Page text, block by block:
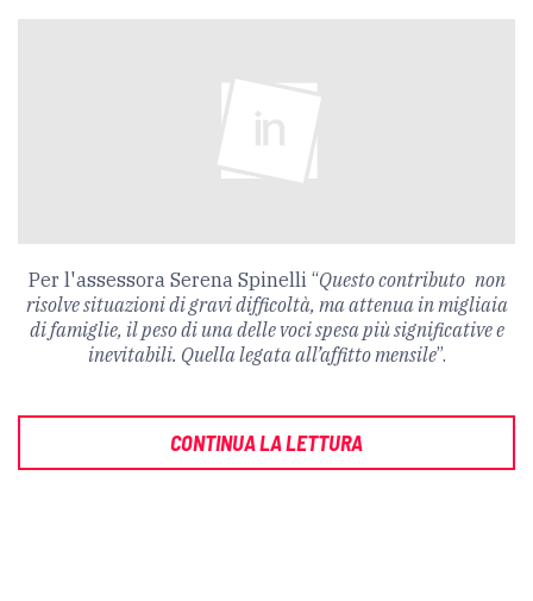
Per l'assessora Serena Spinelli “Questo contributo non
risolve situazioni di gravi difficoltà, ma attenua in migliaia
di famiglie, il peso di una delle voci spesa più significative e
inevitabili. Quella legata all’affitto mensile”.
CONTINUA LA LETTURA